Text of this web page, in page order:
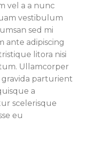
vel a a nunc
vestibulum
sed mi
ante adipiscing
litora nisi
Ullamcorper
parturient
a
scelerisque
eu